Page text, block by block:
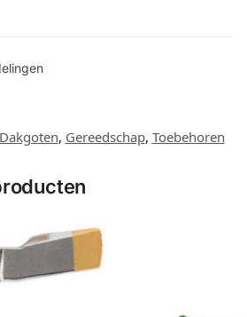
, Gereedschap, Toebehoren